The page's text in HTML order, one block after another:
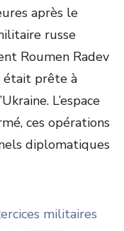
après le
russe
Roumen Radev
était prête à
L’espace
ces opérations
diplomatiques
militaires